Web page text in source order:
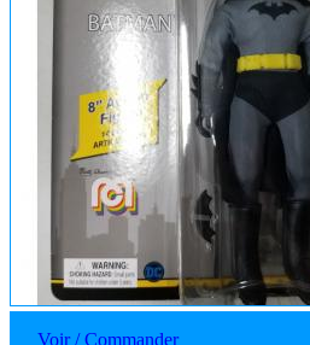
Voir / Commander